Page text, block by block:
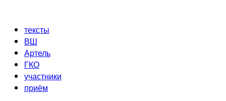
содержимому
тексты
ВШ
Артель
ГКО
участники
приём